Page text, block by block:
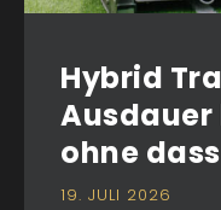
Hybrid
ohne
19. JULI 2026